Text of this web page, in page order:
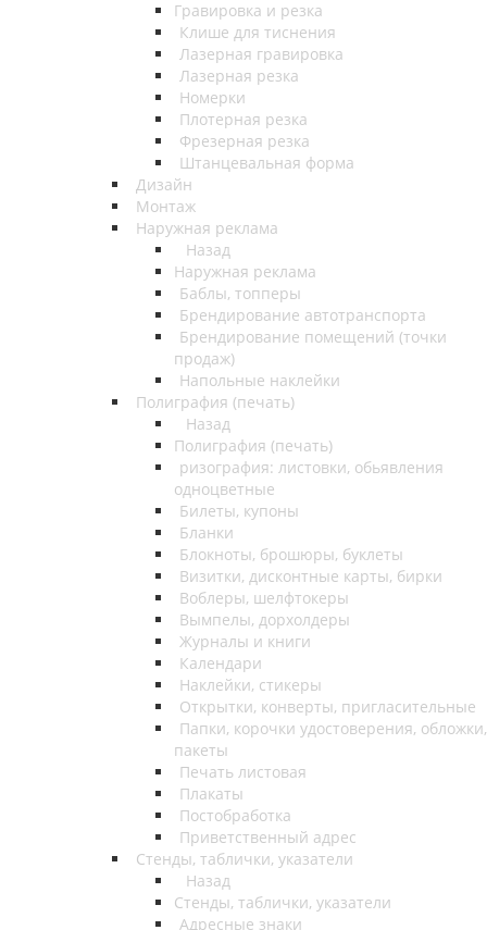
Гравировка и резка
Клише для тиснения
Лазерная гравировка
Лазерная резка
Номерки
Плотерная резка
Фрезерная резка
Штанцевальная форма
Дизайн
Монтаж
Наружная реклама
Назад
Наружная реклама
Баблы, топперы
Брендирование автотранспорта
Брендирование помещений (точки
продаж)
Напольные наклейки
Полиграфия (печать)
Назад
Полиграфия (печать)
ризография: листовки, обьявления
одноцветные
Билеты, купоны
Бланки
Блокноты, брошюры, буклеты
Визитки, дисконтные карты, бирки
Воблеры, шелфтокеры
Вымпелы, дорхолдеры
Журналы и книги
Календари
Наклейки, стикеры
Открытки, конверты, пригласительные
Папки, корочки удостоверения, обложки,
пакеты
Печать листовая
Плакаты
Постобработка
Приветственный адрес
Стенды, таблички, указатели
Назад
Стенды, таблички, указатели
Адресные знаки